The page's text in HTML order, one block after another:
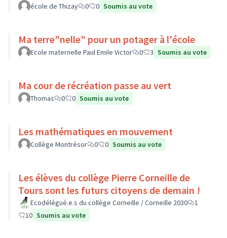
école de Thizay 0 0 Soumis au vote
Ma terre"nelle" pour un potager à l'école
Ecole maternelle Paul Emile Victor 0 3 Soumis au vote
Ma cour de récréation passe au vert
Thomas 0 0 Soumis au vote
Les mathématiques en mouvement
Collège Montrésor 0 0 Soumis au vote
Les élèves du collège Pierre Corneille de
Tours sont les futurs citoyens de demain !
Ecodélégué.e.s du collège Corneille / Corneille 2030
1
10 Soumis au vote